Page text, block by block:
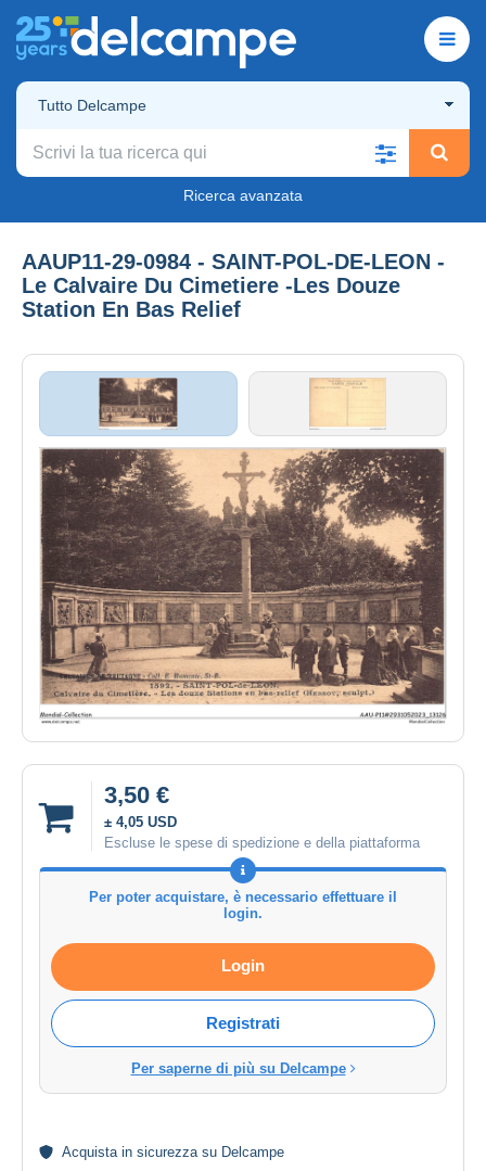
Tutto Delcampe
Ricerca avanzata
AAUP11-29-0984 - SAINT-POL-DE-LEON -
Le Calvaire Du Cimetiere -Les Douze
Station En Bas Relief
3,50 €
± 4,05 USD
Escluse le spese di spedizione e della piattaforma
Per poter acquistare, è necessario effettuare il
login.
Login
Registrati
Per saperne di più su Delcampe
Acquista in sicurezzasu Delcampe